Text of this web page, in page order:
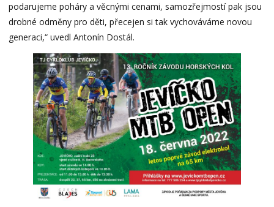
podarujeme poháry a věcnými cenami, samozřejmostí pak jsou
drobné odměny pro děti, přecejen si tak vychováváme novou
generaci,“ uvedl Antonín Dostál.